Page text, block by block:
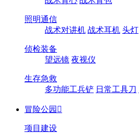
照明通信
战术对讲机 战术耳机 头灯
侦检装备
望远镜 夜视仪
生存急救
多功能工兵铲 日常工具刀
冒险公园 
项目建设